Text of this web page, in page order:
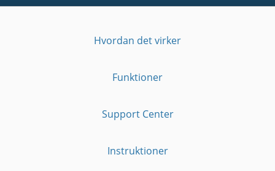
Hvordan det virker
Funktioner
Support Center
Instruktioner